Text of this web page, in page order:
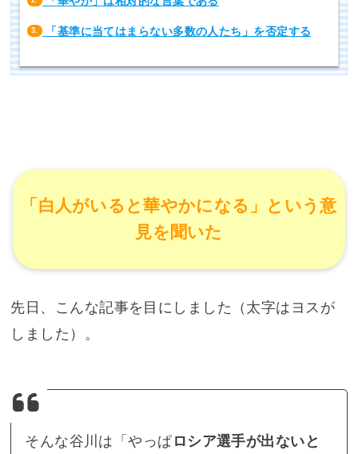
3. 「基準に当てはまらない多数の人たち」を否定する
「白人がいると華やかになる」という意
見を聞いた
先日、こんな記事を目にしました（太字はヨスが
しました）。
そんな谷川は「やっぱ ロシア選手が出ないと